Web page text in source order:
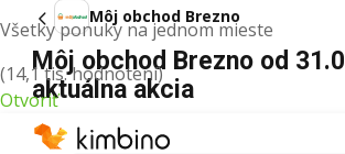
Všetky ponuky na jednom mieste
(14,1 tis. hodnotení)
Otvoriť
Môj obchod Brezno
Môj obchod Brezno od
aktuálna akcia